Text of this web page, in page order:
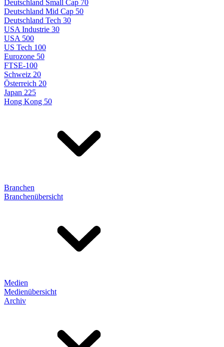
Deutschland Small Cap 70
Deutschland Mid Cap 50
Deutschland Tech 30
USA Industrie 30
USA 500
US Tech 100
Eurozone 50
FTSE-100
Schweiz 20
Österreich 20
Japan 225
Hong Kong 50
Branchen
Branchenübersicht
Medien
Medienübersicht
Archiv